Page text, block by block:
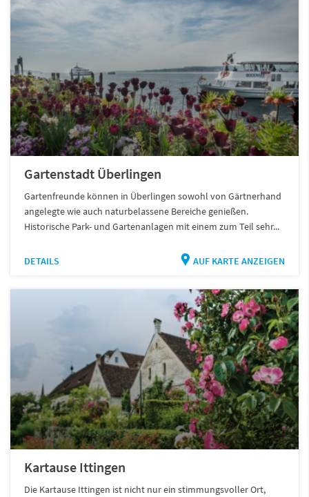
Gartenstadt Überlingen
Gartenfreunde können in Überlingen sowohl von Gärtnerhand
angelegte wie auch naturbelassene Bereiche genießen.
Historische Park- und Gartenanlagen mit einem zum Teil sehr...
DETAILS AUF KARTE ANZEIGEN
Kartause Ittingen
Die Kartause Ittingen ist nicht nur ein stimmungsvoller Ort,